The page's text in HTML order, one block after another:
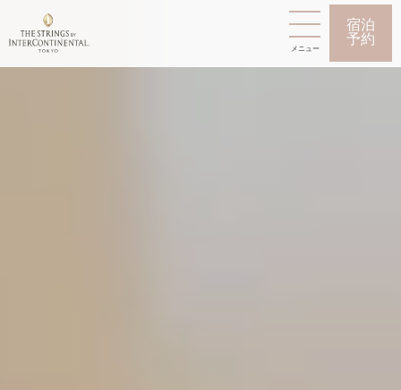
宿泊
予約
メニュー